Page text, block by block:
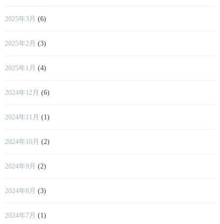
2025年3月 (6)
2025年2月 (3)
2025年1月 (4)
2024年12月 (6)
2024年11月 (1)
2024年10月 (2)
2024年9月 (2)
2024年8月 (3)
2024年7月 (1)